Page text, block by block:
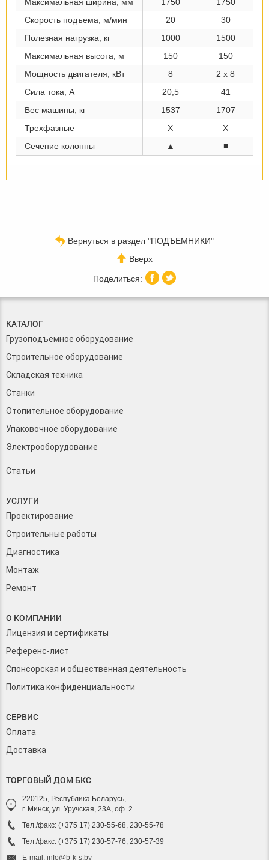
Скорость подъема, м/мин
20
30
Полезная нагрузка, кг
1000
1500
Максимальная высота, м
150
150
Мощность двигателя, кВт
8
2 x 8
Сила тока, А
20,5
41
Вес машины, кг
1537
1707
Трехфазные
Х
Х
Сечение колонны
▲ ■
Вернуться в раздел "ПОДЪЕМНИКИ"
Вверх
КАТАЛОГ
Грузоподъемное оборудование
Строительное оборудование
Складская техника
Станки
Отопительное оборудование
Упаковочное оборудование
Электрооборудование
Статьи
УСЛУГИ
Проектирование
Строительные работы
Диагностика
Монтаж
Ремонт
О КОМПАНИИ
Лицензия и сертификаты
Референс-лист
Спонсорская и общественная деятельность
Политика конфиденциальности
СЕРВИС
Оплата
Доставка
ТОРГОВЫЙ ДОМ БКС
220125, Республика Беларусь,
г. Минск, ул. Уручская, 23А, оф. 2
Тел./факс: (+375 17) 230-55-68, 230-55-78
Тел./факс: (+375 17) 230-57-76, 230-57-39
E-mail: info@b-k-s.by